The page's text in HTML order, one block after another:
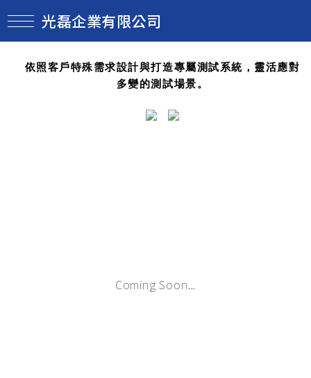
依照客戶特殊需求設計與打造專屬測試系統，靈活應對
多變的測試場景。
Coming Soon...
光磊企業有限公司